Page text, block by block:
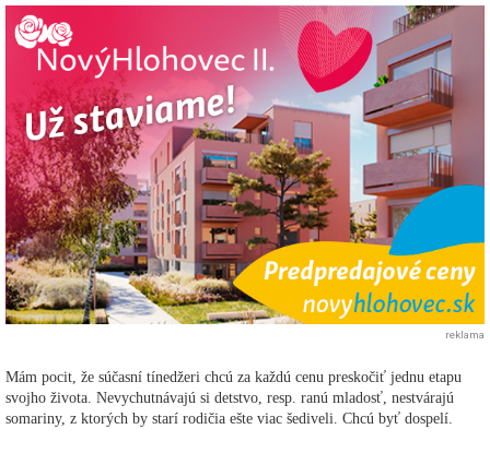
reklama
Mám pocit, že súčasní tínedžeri chcú za každú cenu preskočiť jednu etapu
svojho života. Nevychutnávajú si detstvo, resp. ranú mladosť, nestvárajú
somariny, z ktorých by starí rodičia ešte viac šediveli. Chcú byť dospelí.